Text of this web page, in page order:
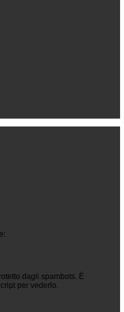
dagli spambots. È
per vederlo.